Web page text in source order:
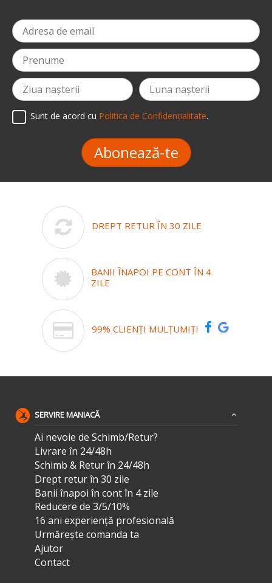
Sunt de acord cu Politica de Confidențialitate.
Abonează-te
DREPT RETUR ÎN 30 ZILE
BANII ÎNAPOI PE CONT ÎN 4
ZILE
99% CLIENȚI MULȚUMIȚI
SERVIRE MANIACĂ
Ai nevoie de Schimb/Retur?
Livrare în 24/48h
Schimb & Retur în 24/48h
Drept retur în 30 zile
Banii înapoi în cont în 4 zile
Reducere de 3/5/10%
16 ani experiență profesională
Urmărește comanda ta
Ajutor
Contact